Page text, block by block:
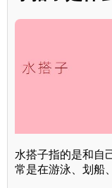
水搭子指的是和自
常是在游泳、划船